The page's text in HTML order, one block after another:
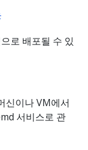
로 배포될 수 있
신이나 VM에서
서비스로 관